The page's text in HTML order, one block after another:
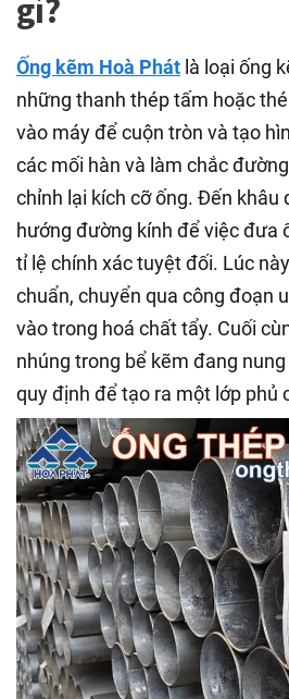
gì?
Ống kẽm Hoà Phát là loại ống
những thanh thép tấm hoặc
vào máy để cuộn tròn và tạo
các mối hàn và làm chắc
chỉnh lại kích cỡ ống. Đến khâu
hướng đường kính để việc đưa
tỉ lệ chính xác tuyệt đối. Lúc
chuẩn, chuyển qua công đoạn
vào trong hoá chất tẩy. Cuối
nhúng trong bể kẽm đang
quy định để tạo ra một lớp phủ